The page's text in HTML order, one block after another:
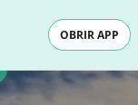
OBRIR APP